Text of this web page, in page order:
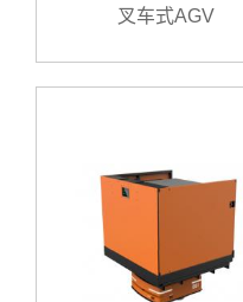
叉车式AGV